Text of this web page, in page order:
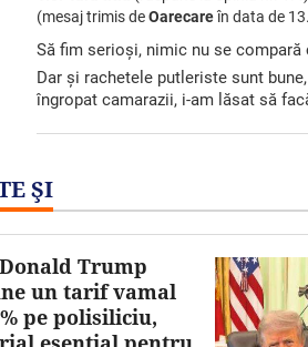
(mesaj trimis deOarecareîn data de
Să fim serioși, nimic nu se compară
Dar și rachetele putleriste sunt
îngropat camarazii, i-am lăsat să
ŞI
Donald Trump
un tarif vamal
pe polisiliciu,